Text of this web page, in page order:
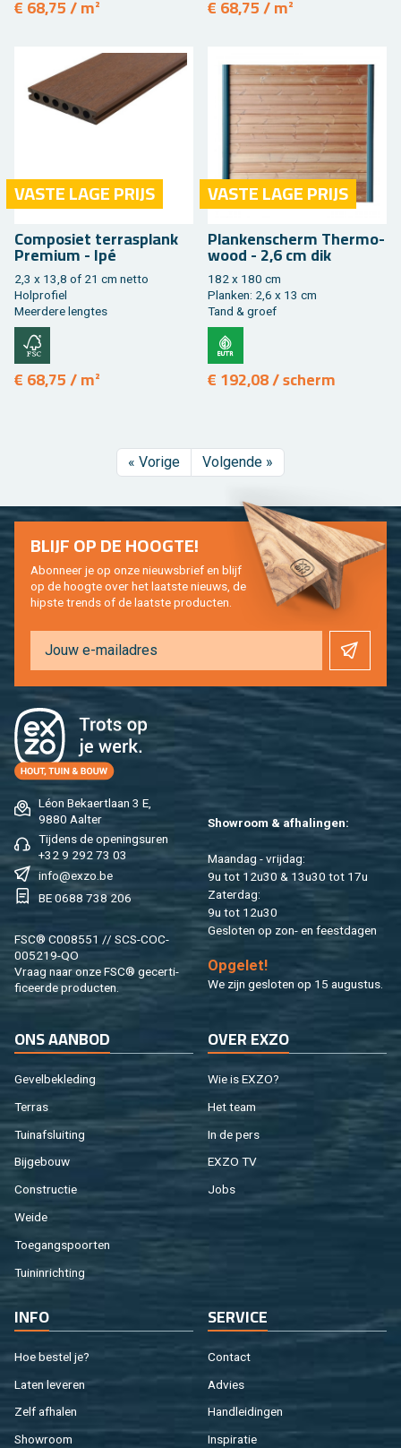
€ 68,75 / m² € 68,75 / m²
VASTE LAGE PRIJS
Com­po­siet ter­ras­plank
Pre­mi­um - Ipé
2,3 x 13,8 of 21 cm netto
Hol­pro­fiel
Meer­de­re leng­tes
€ 68,75 / m²
VASTE LAGE PRIJS
Plan­ken­scherm Ther­mo­
wood - 2,6 cm dik
182 x 180 cm
Plan­ken: 2,6 x 13 cm
Tand & groef
€ 192,08 / scherm
« Vo­ri­ge Vol­gen­de »
Léon Be­kaert­laan 3 E,
9880 Aal­ter
Tij­dens de ope­nings­uren
+32 9 292 73 03
info@​exzo.​be
BE 0688 738 206
FSC® C008551 // SCS-COC-
005219-QO
Vraag naar onze FSC® ge­cer­ti­
fi­ceer­de pro­duc­ten.
Show­room & af­ha­lin­gen:
Maan­dag - vrij­dag:
9u tot 12u30 & 13u30 tot 17u
Za­ter­dag:
9u tot 12u30
Ge­slo­ten op zon- en feest­da­gen
Op­ge­let!
We zijn ge­slo­ten op 15 au­gus­tus.
BLIJF OP DE HOOG­TE!
Abon­neer je op onze nieuws­brief en blijf
op de hoog­te over het laat­ste nieuws, de
hip­s­te trends of de laat­ste pro­duc­ten.
ONS AAN­BOD
Ge­vel­be­kle­ding
Ter­ras
Tuin­af­slui­ting
Bij­ge­bouw
Con­struc­tie
Weide
Toe­gangs­poor­ten
Tuin­in­rich­ting
OVER EXZO
Wie is EXZO?
Het team
In de pers
EXZO TV
Jobs
INFO
Hoe be­stel je?
Laten le­ve­ren
Zelf af­ha­len
Show­room
SER­VI­CE
Con­tact
Ad­vies
Hand­lei­din­gen
In­spi­ra­tie